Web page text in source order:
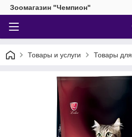
Зоомагазин "Чемпион"
Товары и услуги Товары